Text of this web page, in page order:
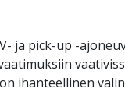
ja pick-up -
ihanteellinen